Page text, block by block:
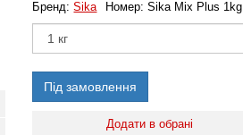
Бренд:Sika Номер:Sika Mix Plus 1kg
Під замовлення
Додати в обрані